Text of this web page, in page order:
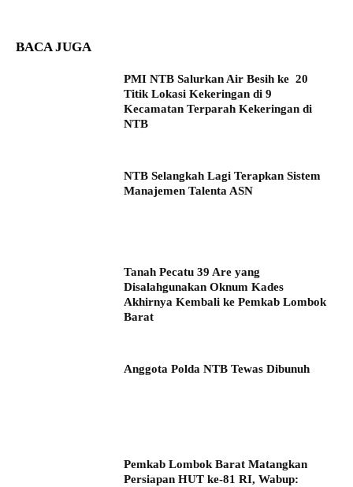
BACA JUGA
PMI NTB Salurkan Air Besih ke 20
Titik Lokasi Kekeringan di 9
Kecamatan Terparah Kekeringan di
NTB
NTB Selangkah Lagi Terapkan Sistem
Manajemen Talenta ASN
Tanah Pecatu 39 Are yang
Disalahgunakan Oknum Kades
Akhirnya Kembali ke Pemkab Lombok
Barat
Anggota Polda NTB Tewas Dibunuh
Pemkab Lombok Barat Matangkan
Persiapan HUT ke-81 RI, Wabup: